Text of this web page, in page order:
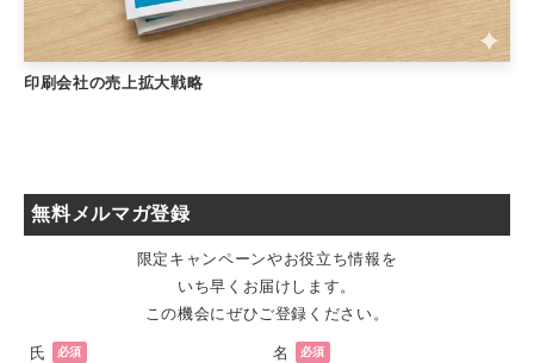
印刷会社の売上拡大戦略
無料メルマガ登録
限定キャンペーンやお役立ち情報を
いち早くお届けします。
この機会にぜひご登録ください。
氏 必須 名 必須